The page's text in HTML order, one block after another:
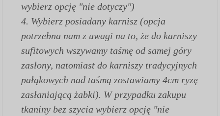
wybierz opcję "nie dotyczy")
4. Wybierz posiadany karnisz (opcja
potrzebna nam z uwagi na to, że do karniszy
sufitowych wszywamy taśmę od samej góry
zasłony, natomiast do karniszy tradycyjnych
pałąkowych nad taśmą zostawiamy 4cm ryzę
zasłaniającą żabki). W przypadku zakupu
tkaniny bez szycia wybierz opcję "nie